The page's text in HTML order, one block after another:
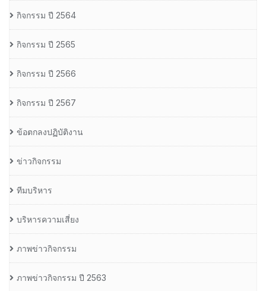
กิจกรรม ปี 2564
กิจกรรม ปี 2565
กิจกรรม ปี 2566
กิจกรรม ปี 2567
ข้อตกลงปฏิบัติงาน
ข่าวกิจกรรม
ทีมบริหาร
บริหารความเสี่ยง
ภาพข่าวกิจกรรม
ภาพข่าวกิจกรรม ปี 2563